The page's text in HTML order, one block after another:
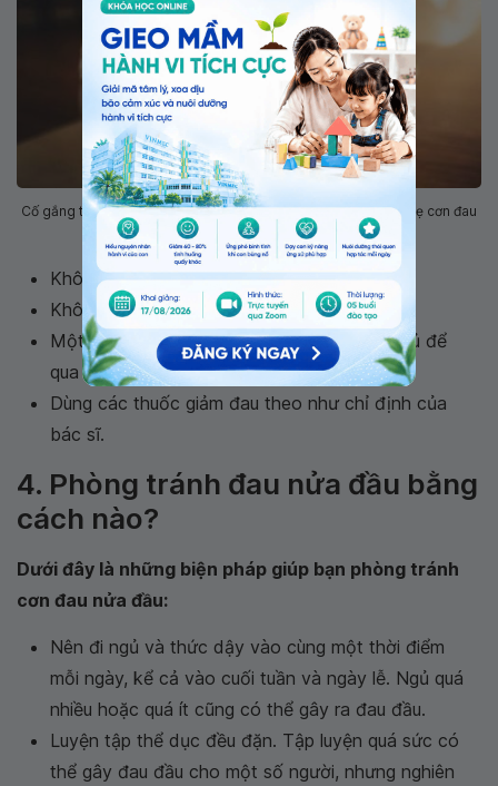
Cố gắng thư giãn bằng cách thiền hoặc nghe nhạc để giảm nhẹ cơn đau
nửa đầu
Không đọc sách hay xem vô tuyến.
Không nên lái xe.
Một số người tìm cách giảm đau từ việc "ngủ để
qua đi" một cơn đau.
Dùng các thuốc giảm đau theo như chỉ định của
bác sĩ.
4. Phòng tránh đau nửa đầu bằng
cách nào?
Dưới đây là những biện pháp giúp bạn phòng tránh
cơn đau nửa đầu:
Nên đi ngủ và thức dậy vào cùng một thời điểm
mỗi ngày, kể cả vào cuối tuần và ngày lễ. Ngủ quá
nhiều hoặc quá ít cũng có thể gây ra đau đầu.
Luyện tập thể dục đều đặn. Tập luyện quá sức có
thể gây đau đầu cho một số người, nhưng nghiên